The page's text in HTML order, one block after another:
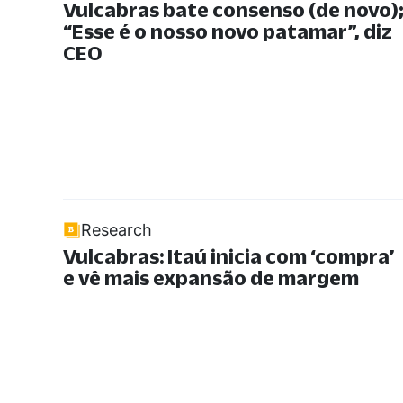
Vulcabras bate consenso (de novo);
“Esse é o nosso novo patamar”, diz
CEO
Research
Vulcabras: Itaú inicia com ‘compra’
e vê mais expansão de margem